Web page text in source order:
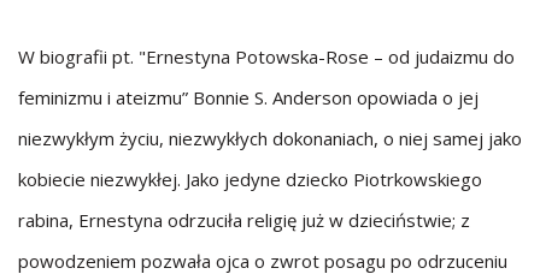
W biografii pt. "Ernestyna Potowska-Rose – od judaizmu do
feminizmu i ateizmu” Bonnie S. Anderson opowiada o jej
niezwykłym życiu, niezwykłych dokonaniach, o niej samej jako
kobiecie niezwykłej. Jako jedyne dziecko Piotrkowskiego
rabina, Ernestyna odrzuciła religię już w dzieciństwie; z
powodzeniem pozwała ojca o zwrot posagu po odrzuceniu